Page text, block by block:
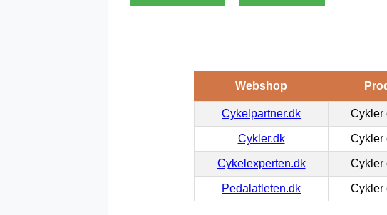
Webshop
Cykelpartner.dk Cykler
Cykler.dk Cykler
Cykelexperten.dk Cykler
Pedalatleten.dk Cykler